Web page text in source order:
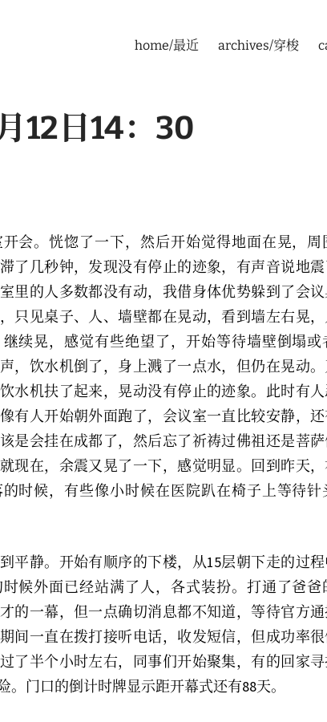
home/最近 archives/穿梭
12日14：30
会。恍惚了一下，然后开始觉得地面在晃，
了几秒钟，发现没有停止的迹象，有声音说地
里的人多数都没有动，我借身体优势躲到了会
只见桌子、人、墙壁都在晃动，看到墙左右晃
继续晃，感觉有些绝望了，开始等待墙壁倒塌
，饮水机倒了，身上溅了一点水，但仍在晃动。
水机扶了起来，晃动没有停止的迹象。此时有
有人开始朝外面跑了，会议室一直比较安静，
是会挂在成都了，然后忘了祈祷过佛祖还是菩
现在，余震又晃了一下，感觉明显。回到昨天
时候，有些像小时候在医院趴在椅子上等待针
平静。开始有顺序的下楼，从15层朝下走的过
候外面已经站满了人，各式装扮。打通了爸爸
的一幕，但一点确切消息都不知道，等待官方
间一直在拨打接听电话，收发短信，但成功率
了半个小时左右，同事们开始聚集，有的回家
。门口的倒计时牌显示距开幕式还有88天。